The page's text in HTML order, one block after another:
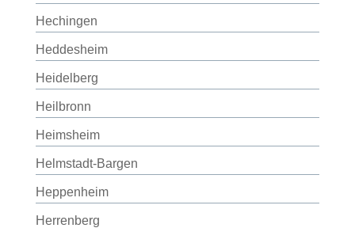
Hechingen
Heddesheim
Heidelberg
Heilbronn
Heimsheim
Helmstadt-Bargen
Heppenheim
Herrenberg